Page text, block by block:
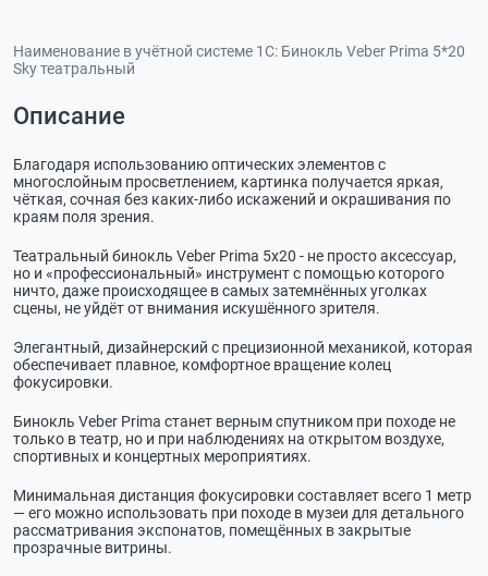
Наименование в учётной системе 1С: Бинокль Veber Prima 5*20
Sky театральный
Описание
Благодаря использованию оптических элементов с
многослойным просветлением, картинка получается яркая,
чёткая, сочная без каких-либо искажений и окрашивания по
краям поля зрения.
Театральный бинокль Veber Prima 5х20 - не просто аксессуар,
но и «профессиональный» инструмент с помощью которого
ничто, даже происходящее в самых затемнённых уголках
сцены, не уйдёт от внимания искушённого зрителя.
Элегантный, дизайнерский с прецизионной механикой, которая
обеспечивает плавное, комфортное вращение колец
фокусировки.
Бинокль Veber Prima станет верным спутником при походе не
только в театр, но и при наблюдениях на открытом воздухе,
спортивных и концертных мероприятиях.
Минимальная дистанция фокусировки составляет всего 1 метр
— его можно использовать при походе в музеи для детального
рассматривания экспонатов, помещённых в закрытые
прозрачные витрины.